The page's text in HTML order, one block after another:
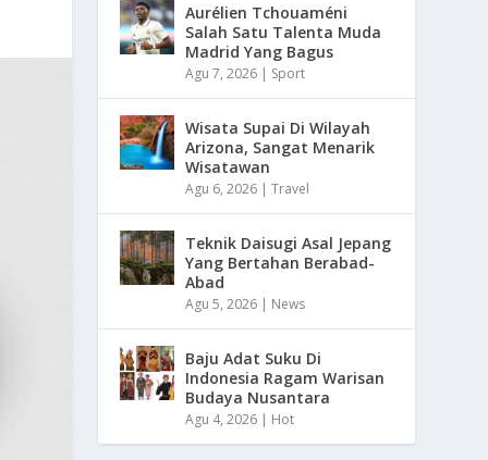
Aurélien Tchouaméni
Salah Satu Talenta Muda
Madrid Yang Bagus
Agu 7, 2026 | Sport
Wisata Supai Di Wilayah
Arizona, Sangat Menarik
Wisatawan
Agu 6, 2026 |Travel
Teknik Daisugi Asal Jepang
Yang Bertahan Berabad-
Abad
Agu 5, 2026 | News
Baju Adat Suku Di
Indonesia Ragam Warisan
Budaya Nusantara
Agu 4, 2026 | Hot